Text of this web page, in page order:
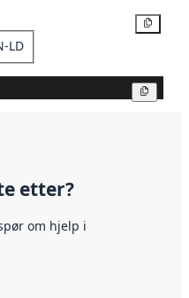
LD
etter?
om hjelp i